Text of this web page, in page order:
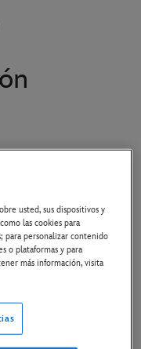
su conjunto. A
Disney Company
reconoce la
de apoyar la
carbono. En
el Real Decreto
usted, sus dispositivos y
las cookies para
para personalizar contenido
o plataformas y para
más información, visita